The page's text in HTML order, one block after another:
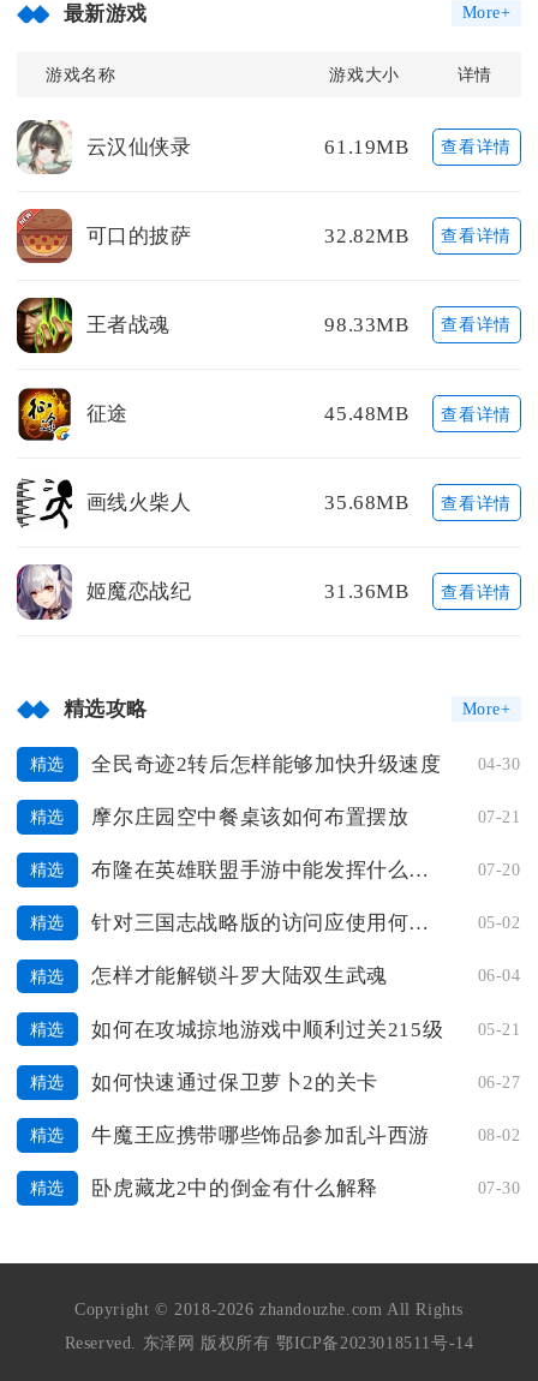
最新游戏 More+
游戏名称 游戏大小 详情
云汉仙侠录 61.19MB 查看详情
可口的披萨 32.82MB 查看详情
王者战魂 98.33MB 查看详情
征途 45.48MB 查看详情
画线火柴人 35.68MB 查看详情
姬魔恋战纪 31.36MB 查看详情
精选攻略 More+
精选 全民奇迹2转后怎样能够加快升级速度 04-30
精选 摩尔庄园空中餐桌该如何布置摆放 07-21
精选 布隆在英雄联盟手游中能发挥什么样的作用 07-20
精选 针对三国志战略版的访问应使用何种武将 05-02
精选 怎样才能解锁斗罗大陆双生武魂 06-04
精选 如何在攻城掠地游戏中顺利过关215级 05-21
精选 如何快速通过保卫萝卜2的关卡 06-27
精选 牛魔王应携带哪些饰品参加乱斗西游 08-02
精选 卧虎藏龙2中的倒金有什么解释 07-30
Copyright © 2018-2026 zhandouzhe.com All Rights
Reserved. 东泽网 版权所有 鄂ICP备2023018511号-14